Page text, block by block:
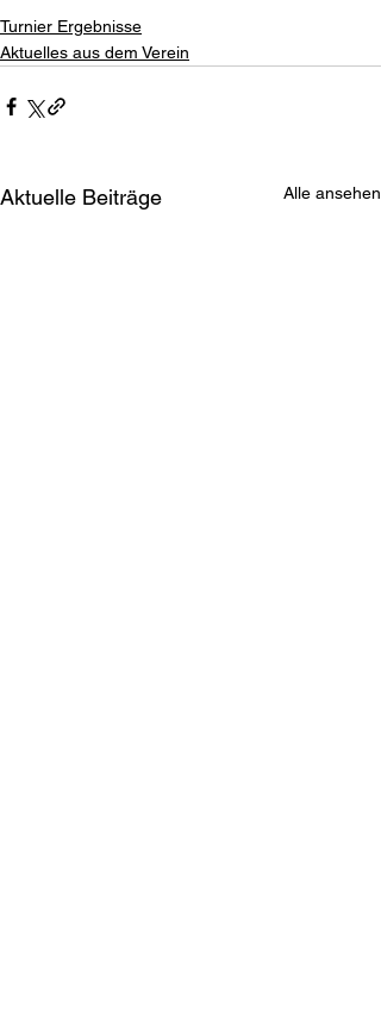
Turnier Ergebnisse
Aktuelles aus dem Verein
Aktuelle Beiträge Alle ansehen